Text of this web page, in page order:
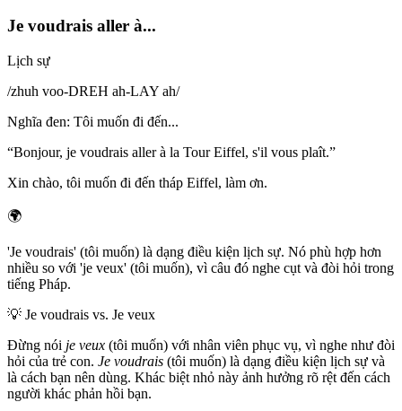
Je voudrais aller à...
Lịch sự
/zhuh voo-DREH ah-LAY ah/
Nghĩa đen: Tôi muốn đi đến...
“Bonjour, je voudrais aller à la Tour Eiffel, s'il vous plaît.”
Xin chào, tôi muốn đi đến tháp Eiffel, làm ơn.
🌍
'Je voudrais' (tôi muốn) là dạng điều kiện lịch sự. Nó phù hợp hơn
nhiều so với 'je veux' (tôi muốn), vì câu đó nghe cụt và đòi hỏi trong
tiếng Pháp.
💡 Je voudrais vs. Je veux
Đừng nói je veux (tôi muốn) với nhân viên phục vụ, vì nghe như đòi
hỏi của trẻ con. Je voudrais (tôi muốn) là dạng điều kiện lịch sự và
là cách bạn nên dùng. Khác biệt nhỏ này ảnh hưởng rõ rệt đến cách
người khác phản hồi bạn.